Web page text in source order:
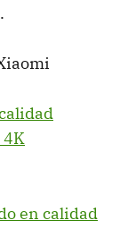
.
4K
en calidad